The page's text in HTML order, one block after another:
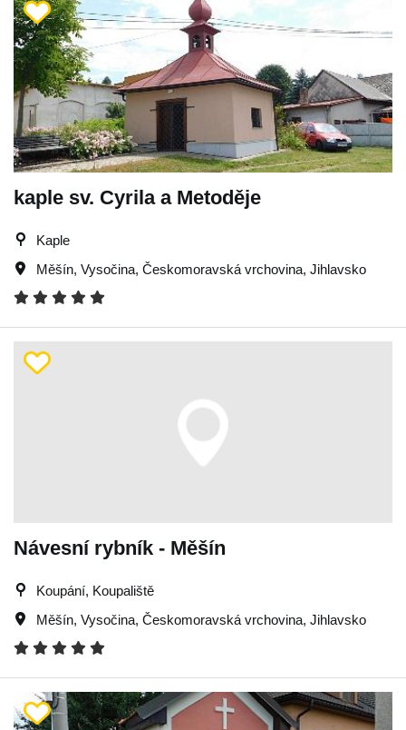
kaple sv. Cyrila a Metoděje
Kaple
Měšín, Vysočina, Českomoravská vrchovina, Jihlavsko
Návesní rybník - Měšín
Koupání, Koupaliště
Měšín, Vysočina, Českomoravská vrchovina, Jihlavsko